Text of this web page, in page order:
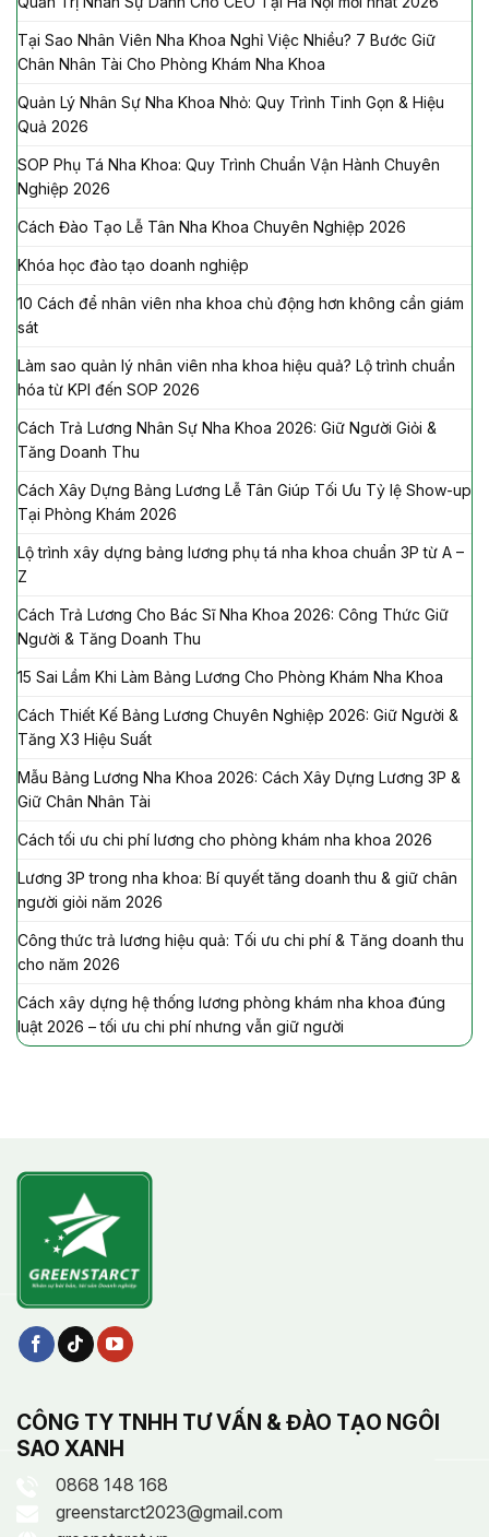
Tại Sao Nhân Viên Nha Khoa Nghỉ Việc Nhiều? 7 Bước Giữ
Chân Nhân Tài Cho Phòng Khám Nha Khoa
Quản Lý Nhân Sự Nha Khoa Nhỏ: Quy Trình Tinh Gọn & Hiệu
Quả 2026
SOP Phụ Tá Nha Khoa: Quy Trình Chuẩn Vận Hành Chuyên
Nghiệp 2026
Cách Đào Tạo Lễ Tân Nha Khoa Chuyên Nghiệp 2026
Khóa học đào tạo doanh nghiệp
10 Cách để nhân viên nha khoa chủ động hơn không cần giám
sát
Làm sao quản lý nhân viên nha khoa hiệu quả? Lộ trình chuẩn
hóa từ KPI đến SOP 2026
Cách Trả Lương Nhân Sự Nha Khoa 2026: Giữ Người Giỏi &
Tăng Doanh Thu
Cách Xây Dựng Bảng Lương Lễ Tân Giúp Tối Ưu Tỷ lệ Show-up
Tại Phòng Khám 2026
Lộ trình xây dựng bảng lương phụ tá nha khoa chuẩn 3P từ A –
Z
Cách Trả Lương Cho Bác Sĩ Nha Khoa 2026: Công Thức Giữ
Người & Tăng Doanh Thu
15 Sai Lầm Khi Làm Bảng Lương Cho Phòng Khám Nha Khoa
Cách Thiết Kế Bảng Lương Chuyên Nghiệp 2026: Giữ Người &
Tăng X3 Hiệu Suất
Mẫu Bảng Lương Nha Khoa 2026: Cách Xây Dựng Lương 3P &
Giữ Chân Nhân Tài
Cách tối ưu chi phí lương cho phòng khám nha khoa 2026
Lương 3P trong nha khoa: Bí quyết tăng doanh thu & giữ chân
người giỏi năm 2026
Công thức trả lương hiệu quả: Tối ưu chi phí & Tăng doanh thu
cho năm 2026
Cách xây dựng hệ thống lương phòng khám nha khoa đúng
luật 2026 – tối ưu chi phí nhưng vẫn giữ người
CÔNG TY TNHH TƯ VẤN & ĐÀO TẠO NGÔI
SAO XANH
0868 148 168
greenstarct2023@gmail.com